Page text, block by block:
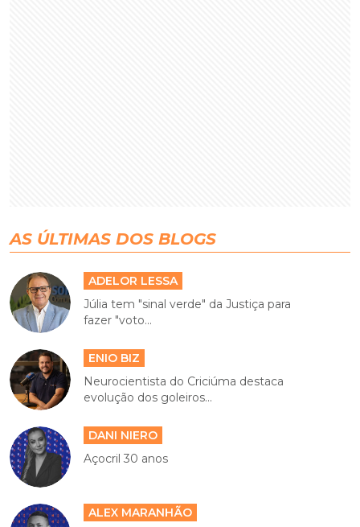
AS ÚLTIMAS DOS BLOGS
ADELOR LESSA
Júlia tem "sinal verde" da Justiça para
fazer "voto...
ENIO BIZ
Neurocientista do Criciúma destaca
evolução dos goleiros...
DANI NIERO
Açocril 30 anos
ALEX MARANHÃO